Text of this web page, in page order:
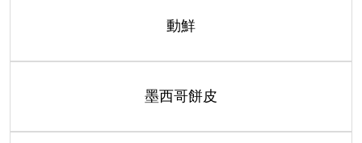
動鮮
墨西哥餅皮